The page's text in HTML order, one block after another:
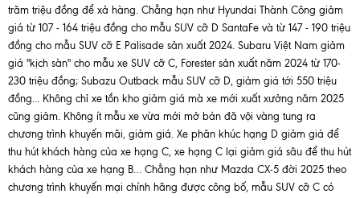
trăm triệu đồng để xả hàng. Chẳng hạn như Hyundai Thành Công giảm
giá từ 107 - 164 triệu đồng cho mẫu SUV cỡ D SantaFe và từ 147 - 190 triệu
đồng cho mẫu SUV cỡ E Palisade sản xuất 2024. Subaru Việt Nam giảm
giá "kịch sàn" cho mẫu xe SUV cỡ C, Forester sản xuất năm 2024 từ 170-
230 triệu đồng; Subazu Outback mẫu SUV cỡ D, giảm giá tới 550 triệu
đồng... Không chỉ xe tồn kho giảm giá mà xe mới xuất xưởng năm 2025
cũng giảm. Không ít mẫu xe vừa mới mở bán đã vội vàng tung ra
chương trình khuyến mãi, giảm giá. Xe phân khúc hạng D giảm giá để
thu hút khách hàng của xe hạng C, xe hạng C lại giảm giá sâu để thu hút
khách hàng của xe hạng B… Chẳng hạn như Mazda CX-5 đời 2025 theo
chương trình khuyến mại chính hãng được công bố, mẫu SUV cỡ C có